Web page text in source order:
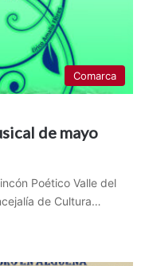
Comarca
de mayo
Poético Valle del
de Cultura…